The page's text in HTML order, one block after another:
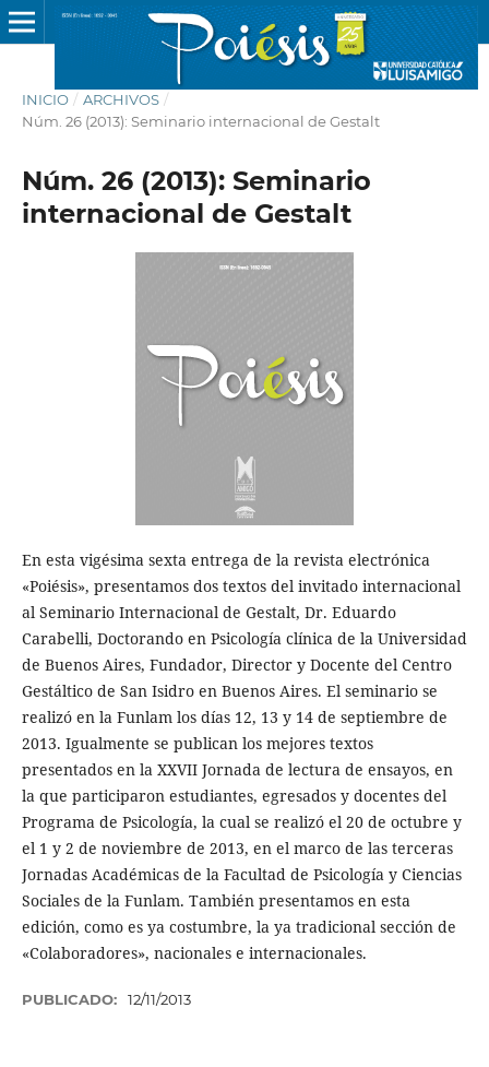
INICIO / ARCHIVOS /
Núm. 26 (2013): Seminario internacional de Gestalt
Núm. 26 (2013): Seminario
internacional de Gestalt
En esta vigésima sexta entrega de la revista electrónica
«Poiésis», presentamos dos textos del invitado internacional
al Seminario Internacional de Gestalt, Dr. Eduardo
Carabelli, Doctorando en Psicología clínica de la Universidad
de Buenos Aires, Fundador, Director y Docente del Centro
Gestáltico de San Isidro en Buenos Aires. El seminario se
realizó en la Funlam los días 12, 13 y 14 de septiembre de
2013. Igualmente se publican los mejores textos
presentados en la XXVII Jornada de lectura de ensayos, en
la que participaron estudiantes, egresados y docentes del
Programa de Psicología, la cual se realizó el 20 de octubre y
el 1 y 2 de noviembre de 2013, en el marco de las terceras
Jornadas Académicas de la Facultad de Psicología y Ciencias
Sociales de la Funlam. También presentamos en esta
edición, como es ya costumbre, la ya tradicional sección de
«Colaboradores», nacionales e internacionales.
PUBLICADO: 12/11/2013